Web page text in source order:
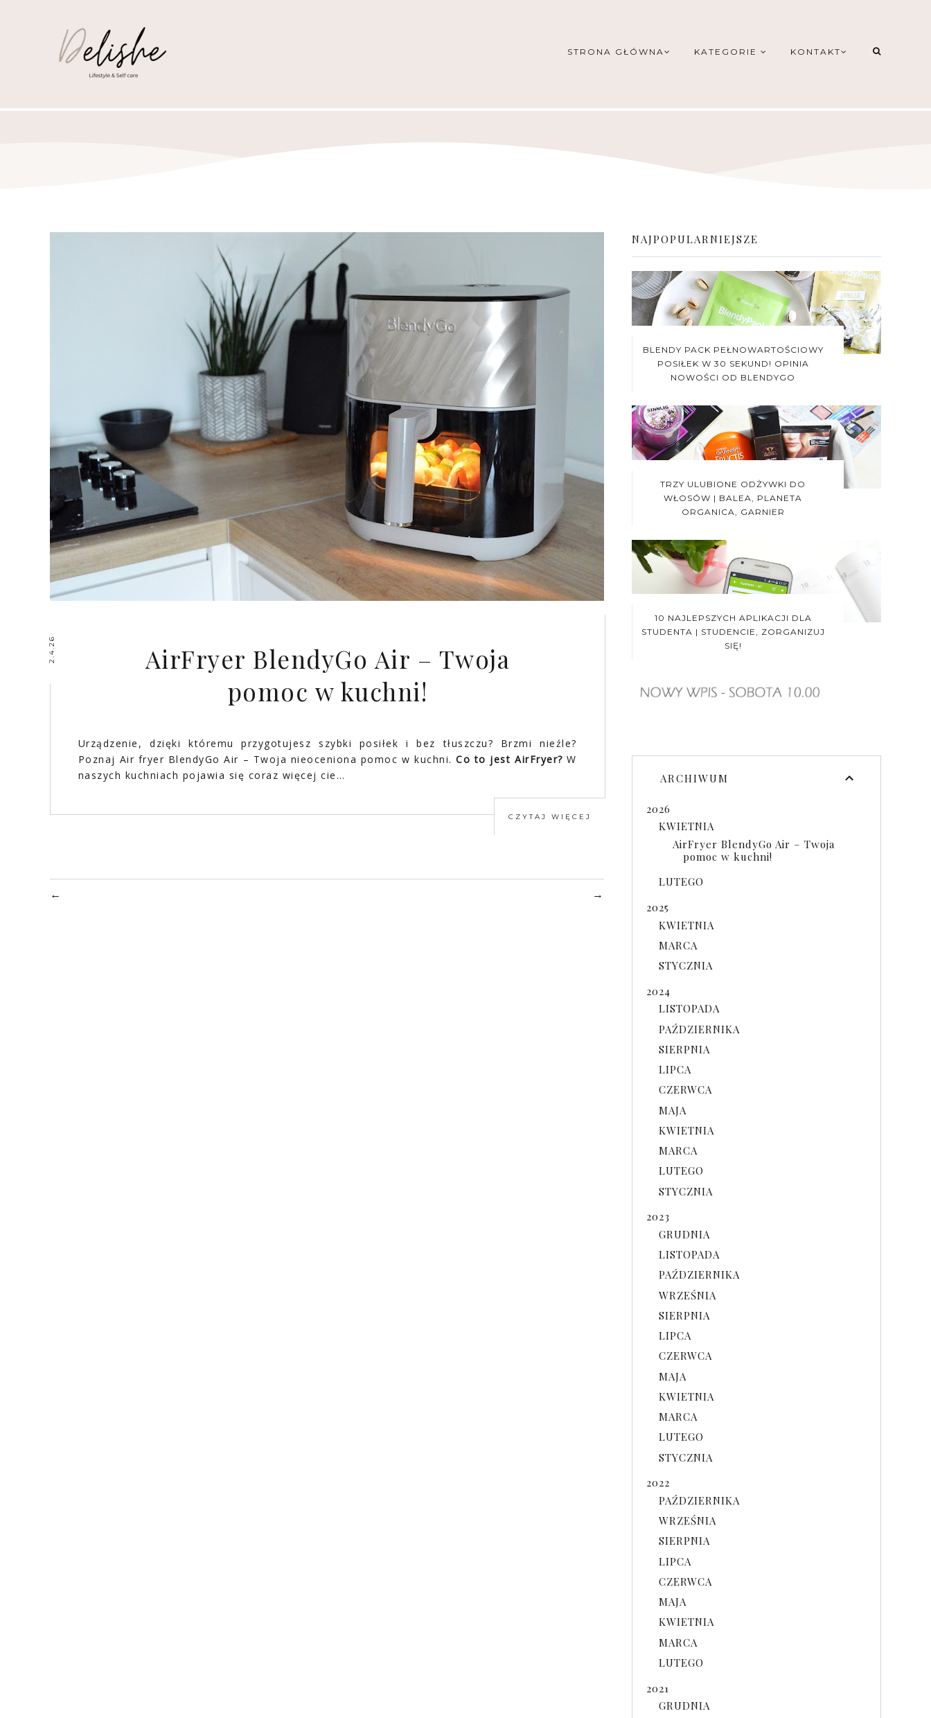
STRONA GŁÓWNA KATEGORIE KONTAKT
2.4.26
AirFryer BlendyGo Air – Twoja
pomoc w kuchni!
Urządzenie, dzięki któremu przygotujesz szybki posiłek i bez tłuszczu? Brzmi nieźle?
Poznaj Air fryer BlendyGo Air – Twoja nieoceniona pomoc w kuchni.Co to jest AirFryer? W
naszych kuchniach pojawia się coraz więcej cie…
CZYTAJ WIĘCEJ
← →
NAJPOPULARNIEJSZE
BLENDY PACK PEŁNOWARTOŚCIOWY
POSIŁEK W 30 SEKUND! OPINIA
NOWOŚCI OD BLENDYGO
TRZY ULUBIONE ODŻYWKI DO
WŁOSÓW | BALEA, PLANETA
ORGANICA, GARNIER
10 NAJLEPSZYCH APLIKACJI DLA
STUDENTA | STUDENCIE, ZORGANIZUJ
SIĘ!
ARCHIWUM
2026
KWIETNIA
AirFryer BlendyGo Air – Twoja
pomoc w kuchni!
LUTEGO
2025
KWIETNIA
MARCA
STYCZNIA
2024
LISTOPADA
PAŹDZIERNIKA
SIERPNIA
LIPCA
CZERWCA
MAJA
KWIETNIA
MARCA
LUTEGO
STYCZNIA
2023
GRUDNIA
LISTOPADA
PAŹDZIERNIKA
WRZEŚNIA
SIERPNIA
LIPCA
CZERWCA
MAJA
KWIETNIA
MARCA
LUTEGO
STYCZNIA
2022
PAŹDZIERNIKA
WRZEŚNIA
SIERPNIA
LIPCA
CZERWCA
MAJA
KWIETNIA
MARCA
LUTEGO
2021
GRUDNIA